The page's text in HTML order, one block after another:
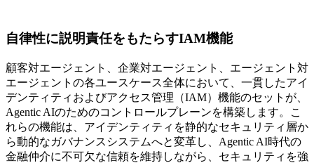
自律性に説明責任をもたらすIAM機能
顧客対エージェント、企業対エージェント、エージェント対
エージェントの各ユースケース全体において、一貫したアイ
デンティティおよびアクセス管理（IAM）機能のセットが、
Agentic AIのためのコントロールプレーンを構築します。こ
れらの機能は、アイデンティティを静的なセキュリティ層か
ら動的なガバナンスシステムへと変革し、Agentic AI時代の
金融仲介に不可欠な信頼を維持しながら、セキュリティを強